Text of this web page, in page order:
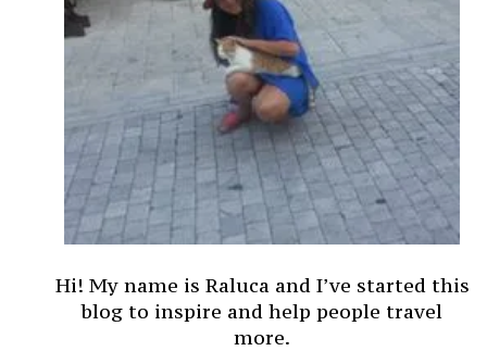
Hi! My name is Raluca and I’ve started this
blog to inspire and help people travel
more.